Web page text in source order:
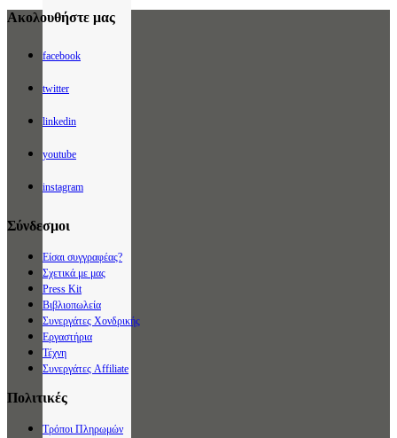
Ακολουθήστε μας
facebook
twitter
linkedin
youtube
instagram
Σύνδεσμοι
Είσαι συγγραφέας?
Σχετικά με μας
Press Kit
Βιβλιοπωλεία
Συνεργάτες Χονδρικής
Εργαστήρια
Τέχνη
Συνεργάτες Affiliate
Πολιτικές
Τρόποι Πληρωμών